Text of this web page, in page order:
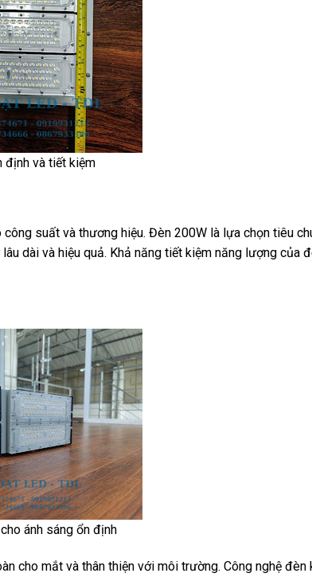
định và tiết kiệm
suất và thương hiệu. Đèn 200W là lựa chọn tiêu
dài và hiệu quả. Khả năng tiết kiệm năng lượng của
ánh sáng ổn định
cho mắt và thân thiện với môi trường. Công nghệ đèn